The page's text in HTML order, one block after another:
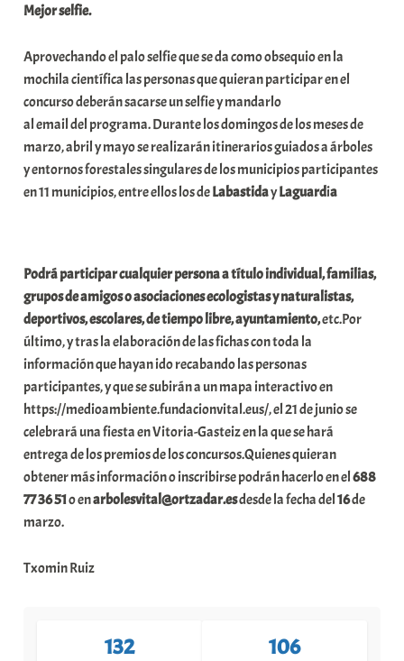
Mejor selfie.
Aprovechando el palo selfie que se da como obsequio en la
mochila científica las personas que quieran participar en el
concurso deberán sacarse un selfie y mandarlo
al email del programa. Durante los domingos de los meses de
marzo, abril y mayo se realizarán itinerarios guiados a árboles
y entornos forestales singulares de los municipios participantes
en 11 municipios, entre ellos los deLabastidayLaguardia
Podrá participar cualquier persona a título individual, familias,
grupos de amigos o asociaciones ecologistas y naturalistas,
deportivos, escolares, de tiempo libre, ayuntamiento,etc.Por
último, y tras la elaboración de las fichas con toda la
información que hayan ido recabando las personas
participantes, y que se subirán a un mapa interactivo en
https://medioambiente.fundacionvital.eus/, el 21 de junio se
celebrará una fiesta en Vitoria-Gasteiz en la que se hará
entrega de los premios de los concursos.Quienes quieran
obtener más información o inscribirse podrán hacerlo en el688
77 36 51o enarbolesvital@ortzadar.esdesde la fecha del16de
marzo.
Txomin Ruiz
132 106